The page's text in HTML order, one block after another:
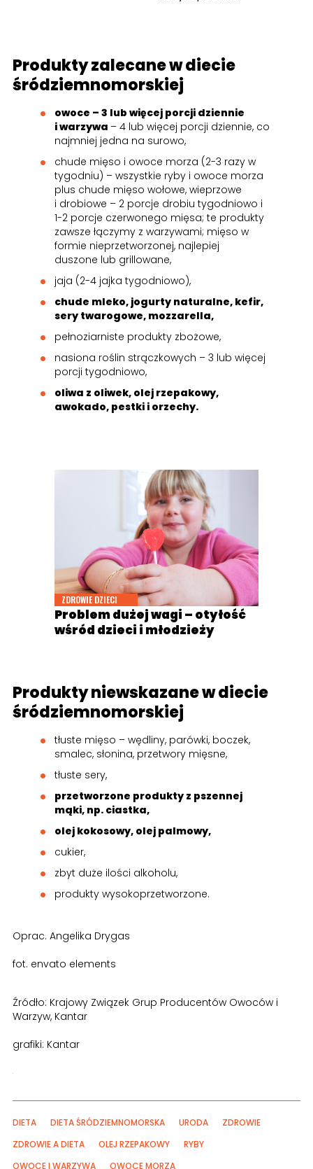
Produkty zalecane w diecie
śródziemnomorskiej
owoce – 3 lub więcej porcji dziennie
i warzywa – 4 lub więcej porcji dziennie, co
najmniej jedna na surowo,
chude mięso i owoce morza (2-3 razy w
tygodniu) – wszystkie ryby i owoce morza
plus chude mięso wołowe, wieprzowe
i drobiowe – 2 porcje drobiu tygodniowo i
1-2 porcje czerwonego mięsa; te produkty
zawsze łączymy z warzywami; mięso w
formie nieprzetworzonej, najlepiej
duszone lub grillowane,
jaja (2-4 jajka tygodniowo),
chude mleko, jogurty naturalne, kefir,
sery twarogowe, mozzarella,
pełnoziarniste produkty zbożowe,
nasiona roślin strączkowych – 3 lub więcej
porcji tygodniowo,
oliwa z oliwek, olej rzepakowy,
awokado, pestki i orzechy.
ZDROWIE DZIECI
Problem dużej wagi – otyłość
wśród dzieci i młodzieży
Produkty niewskazane w diecie
śródziemnomorskiej
tłuste mięso – wędliny, parówki, boczek,
smalec, słonina, przetwory mięsne,
tłuste sery,
przetworzone produkty z pszennej
mąki, np. ciastka,
olej kokosowy, olej palmowy,
cukier,
zbyt duże ilości alkoholu,
produkty wysokoprzetworzone.
Oprac. Angelika Drygas
fot. envato elements
Źródło: Krajowy Związek Grup Producentów Owoców i
Warzyw, Kantar
grafiki: Kantar
DIETA DIETA ŚRÓDZIEMNOMORSKA URODA
ZDROWIE
ZDROWIE A DIETA
OLEJ RZEPAKOWY
RYBY
OWOCE I WARZYWA
OWOCE MORZA